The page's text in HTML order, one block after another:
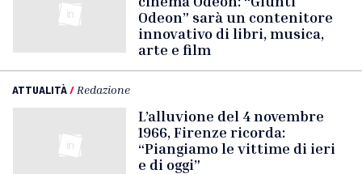
Odeon” sarà un contenitore
innovativo di libri, musica,
arte e film
ATTUALITÀ/ Redazione
L’alluvione del 4 novembre
1966, Firenze ricorda:
“Piangiamo le vittime di ieri
e di oggi”